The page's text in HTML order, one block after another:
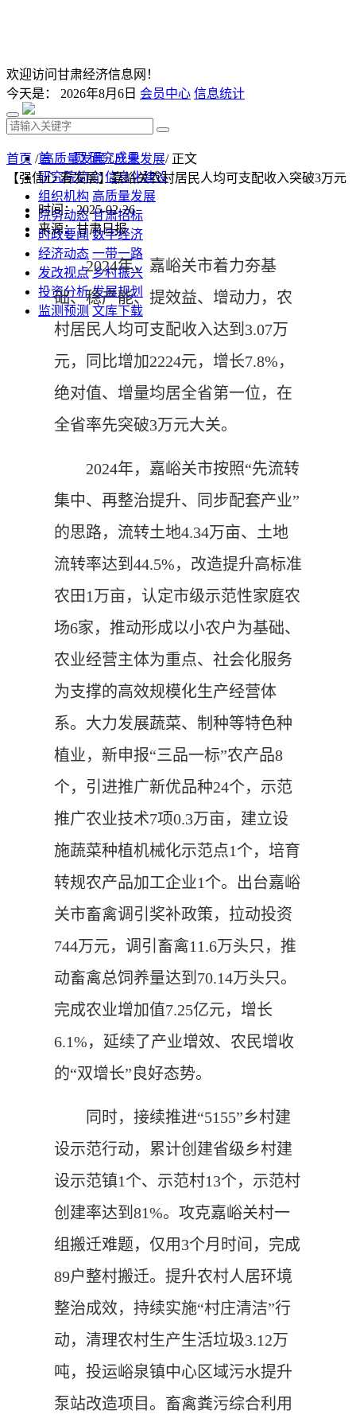
欢迎访问甘肃经济信息网！
今天是： 2026年8月6日 会员中心 信息统计
首 页 研究成果
研究院简介 信息化建设
组织机构 高质量发展
院务动态 甘肃招标
时政要闻 数字经济
经济动态 一带一路
发改视点 乡村振兴
投资分析 发展规划
监测预测 文库下载
首页 /高质量发展/产业发展/ 正文
【强信心 看发展】嘉峪关农村居民人均可支配收入突破3万元
时间：2025-02-26
来源：甘肃日报
2024年，嘉峪关市着力夯基
础、稳产能、提效益、增动力，农
村居民人均可支配收入达到3.07万
元，同比增加2224元，增长7.8%，
绝对值、增量均居全省第一位，在
全省率先突破3万元大关。
2024年，嘉峪关市按照“先流转
集中、再整治提升、同步配套产业”
的思路，流转土地4.34万亩、土地
流转率达到44.5%，改造提升高标准
农田1万亩，认定市级示范性家庭农
场6家，推动形成以小农户为基础、
农业经营主体为重点、社会化服务
为支撑的高效规模化生产经营体
系。大力发展蔬菜、制种等特色种
植业，新申报“三品一标”农产品8
个，引进推广新优品种24个，示范
推广农业技术7项0.3万亩，建立设
施蔬菜种植机械化示范点1个，培育
转规农产品加工企业1个。出台嘉峪
关市畜禽调引奖补政策，拉动投资
744万元，调引畜禽11.6万头只，推
动畜禽总饲养量达到70.14万头只。
完成农业增加值7.25亿元，增长
6.1%，延续了产业增效、农民增收
的“双增长”良好态势。
同时，接续推进“5155”乡村建
设示范行动，累计创建省级乡村建
设示范镇1个、示范村13个，示范村
创建率达到81%。攻克嘉峪关村一
组搬迁难题，仅用3个月时间，完成
89户整村搬迁。提升农村人居环境
整治成效，持续实施“村庄清洁”行
动，清理农村生产生活垃圾3.12万
吨，投运峪泉镇中心区域污水提升
泵站改造项目。畜禽粪污综合利用